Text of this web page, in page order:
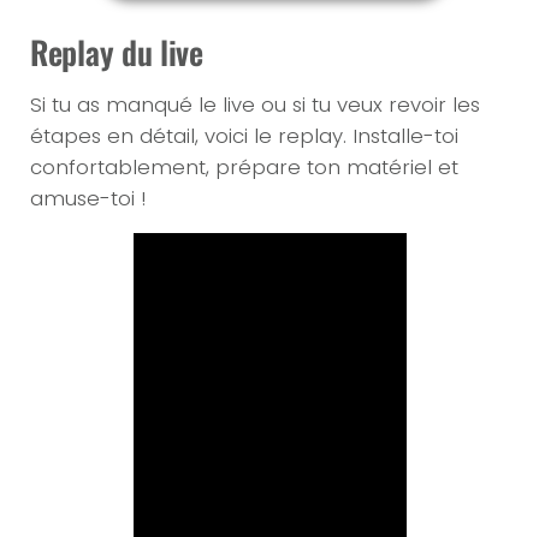
Replay du live
Si tu as manqué le live ou si tu veux revoir les
étapes en détail, voici le replay. Installe-toi
confortablement, prépare ton matériel et
amuse-toi !